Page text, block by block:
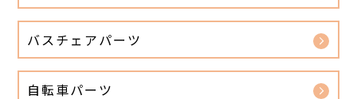
バスチェアパーツ
自転車パーツ